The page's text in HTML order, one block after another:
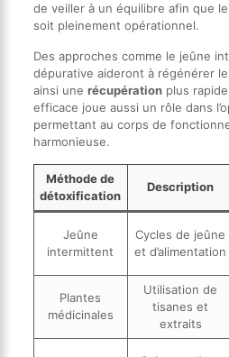
de veiller à un équilibre afin que
soit pleinement opérationnel.
Des approches comme le jeûne
dépurative aideront à régénérer
ainsi une récupérationplus
efficace joue aussi un rôle dans
permettant au corps de
harmonieuse.
Méthode de
détoxification
Description
Jeûne
intermittent
Cycles de jeûne
et d’alimentation
Plantes
médicinales
Utilisation de
tisanes et
extraits